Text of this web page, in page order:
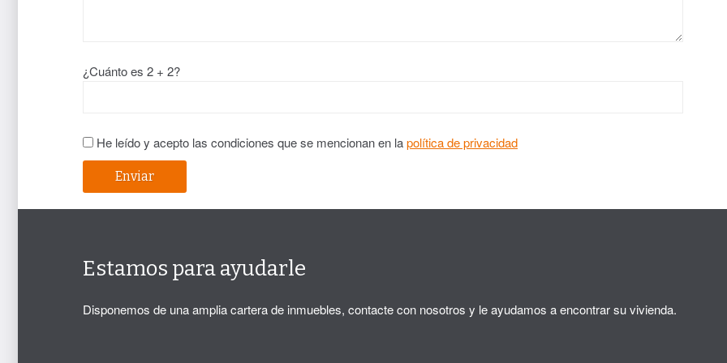
¿Cuánto es 2 + 2?
He leído y acepto las condiciones que se mencionan en lapolítica de privacidad
Estamos para ayudarle
Disponemos de una amplia cartera de inmuebles, contacte con nosotros y le ayudamos a encontrar su vivienda.